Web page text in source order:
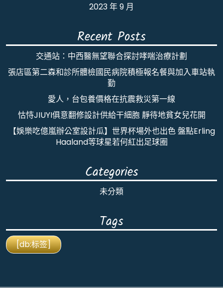
2023 年 9 月
Recent Posts
交通站：中西醫無望聯合探討哮喘治療計劃
張店區第二森和診所體檢國民病院積極報名餐與加入車站執
勤
愛人，台包養價格在抗震救災第一線
怙恃JIUYI俱意翻修設計供給干細胞 靜待地貧女兒花開
【娛樂吃億嵐辦公室設計瓜】世界杯場外也出色 盤點Erling
Haaland等球星若何紅出足球圈
Categories
未分類
Tags
[db:标签]